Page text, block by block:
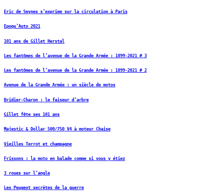
Eric de Seynes s’exprime sur la circulation à Paris
Epoqu’Auto 2021
101 ans de Gillet Herstal
Les fantômes de l’avenue de la Grande Armée : 1899-2021 # 3
Les fantômes de l’avenue de la Grande Armée : 1899-2021 # 2
Avenue de la Grande Armée : un siècle de motos
Bridier-Charon : le faiseur d’arbre
Gillet fête ses 101 ans
Majestic & Dollar 500/750 V4 à moteur Chaise
Vieilles Terrot et champagne
Frissons : la moto en balade comme si vous y étiez
3 roues sur l’angle
Les Peugeot secrètes de la guerre